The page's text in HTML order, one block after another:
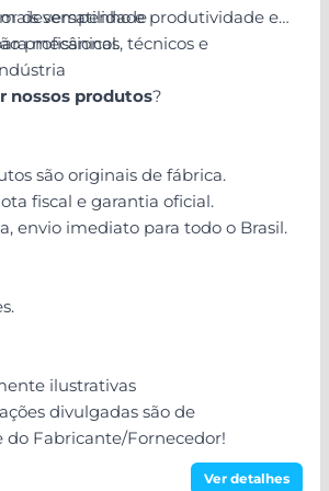
Ver detalhes
versatilidade
mecânicos, técnicos e
desempenho e produtividade em
profissional.
nossos produtos?
são originais de fábrica.
fiscal e garantia oficial.
envio imediato para todo o Brasil.
ilustrativas
divulgadas são de
do Fabricante/Fornecedor!